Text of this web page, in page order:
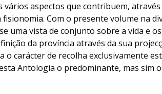
vários aspectos que contribuem,
Com o presente volume na
uma vista de conjunto sobre a vida e
da província através da sua
o carácter de recolha exclusivamente
Antologia o predominante, mas sim